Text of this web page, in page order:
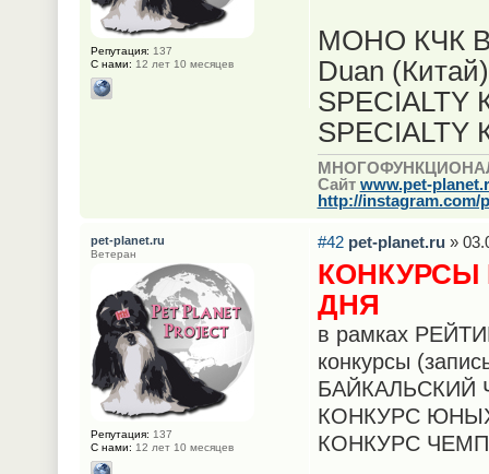
МОНО КЧК
Duan (Китай)
SPECIALTY
SPECIALTY
Сайт www.pet-
http://instagram.com/
Репутация: 137
С нами: 12 лет 10 месяцев
#42 pet-planet.ru »
КОНКУРСЫ
ДНЯ
в рамках
конкурсы
БАЙКАЛЬСКИЙ
КОНКУРС
КОНКУРС
pet-planet.ru
Ветеран
Репутация: 137
С нами: 12 лет 10 месяцев